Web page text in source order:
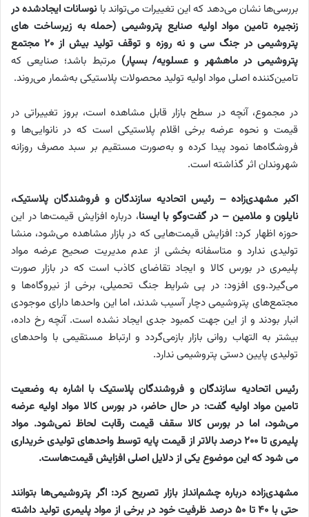
بررسی‌ها نشان می‌دهد که این تغییرات می‌تواند بانوسانات ایجادشده در
زنجیره تامین مواد اولیه صنایع پتروشیمی (حمله به زیرساخت های
پتروشیمی در جنگ سی و نه روزه و توقف تولید بیش از 20 مجتمع
پتروشیمی در ماهشهر و عسلویه/ بسپار) مرتبط باشد؛ صنایعی که
تامین‌کننده اصلی مواد اولیه تولید محصولات پلاستیکی به‌شمار می‌روند.
در مجموع، آنچه در سطح بازار قابل مشاهده است، بروز تغییراتی در
قیمت و نحوه عرضه برخی اقلام پلاستیکی است که در نانوایی‌ها و
فروشگاه‌ها نمود پیدا کرده و به‌صورت مستقیم بر سبد مصرف روزانه
شهروندان اثر گذاشته است.
اکبر مشهدی‌زاده – رئیس اتحادیه سازندگان و فروشندگان پلاستیک،
نایلون و ملامین – در گفت‌وگو با ایسنا، درباره افزایش قیمت‌ها در این
حوزه اظهار کرد: افزایش قیمت‌هایی که در بازار مشاهده می‌شود، منشا
تولیدی ندارد و متاسفانه بخشی از عدم مدیریت صحیح عرضه مواد
پلیمری در بورس کالا و ایجاد تقاضای کاذب است که در بازار صورت
می‌گیرد.وی افزود: در پی شرایط جنگ تحمیلی، برخی از نیروگاه‌ها و
مجتمع‌های پتروشیمی دچار آسیب شدند، اما این واحدها دارای موجودی
انبار بودند و از این جهت کمبود جدی ایجاد نشده است. آنچه رخ داده،
بیشتر به التهاب روانی بازار بازمی‌گردد و ارتباط مستقیمی با واحدهای
تولیدی پایین دستی پتروشیمی ندارد.
رئیس اتحادیه سازندگان و فروشندگان پلاستیک با اشاره به وضعیت
تامین مواد اولیه گفت: در حال حاضر، در بورس کالا مواد اولیه عرضه
می‌شود، اما در بورس کالا سقف قیمت رقابت لحاظ نمی‌شود. مواد
پلیمری تا ۲۰۰ درصد بالاتر از قیمت پایه توسط واحدهای تولیدی خریداری
می شود که این موضوع یکی از دلایل اصلی افزایش قیمت‌هاست.
مشهدی‌زاده درباره چشم‌انداز بازار تصریح کرد: اگر پتروشیمی‌ها بتوانند
حتی با ۴۰ تا ۵۰ درصد ظرفیت خود در برخی از مواد پلیمری تولید داشته